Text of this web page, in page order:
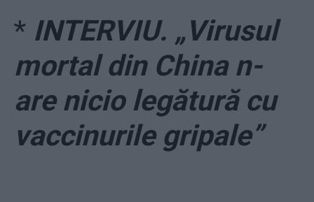
* INTERVIU. „Virusul
mortal din China n-
are nicio legătură cu
vaccinurile gripale”